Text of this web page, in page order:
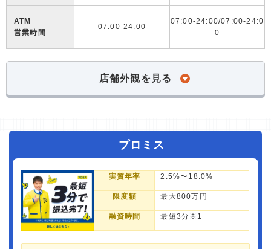
ATM
営業時間
07:00-24:00
07:00-24:00/07:00-24:0
0
店舗外観を見る
プロミス
実質年率 2.5%〜18.0%
限度額 最大800万円
融資時間 最短3分※1